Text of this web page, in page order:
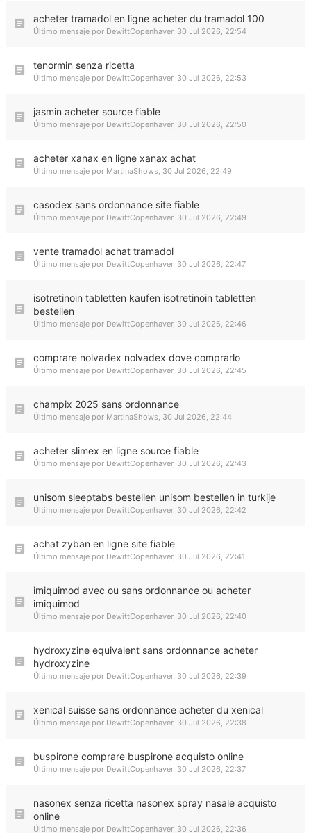
acheter tramadol en ligne acheter du tramadol 100
Último mensaje por DewittCopenhaver, 30 Jul 2026, 22:54
tenormin senza ricetta
Último mensaje por DewittCopenhaver, 30 Jul 2026, 22:53
jasmin acheter source fiable
Último mensaje por DewittCopenhaver, 30 Jul 2026, 22:50
acheter xanax en ligne xanax achat
Último mensaje por MartinaShows, 30 Jul 2026, 22:49
casodex sans ordonnance site fiable
Último mensaje por DewittCopenhaver, 30 Jul 2026, 22:49
vente tramadol achat tramadol
Último mensaje por DewittCopenhaver, 30 Jul 2026, 22:47
isotretinoin tabletten kaufen isotretinoin tabletten
bestellen
Último mensaje por DewittCopenhaver, 30 Jul 2026, 22:46
comprare nolvadex nolvadex dove comprarlo
Último mensaje por DewittCopenhaver, 30 Jul 2026, 22:45
champix 2025 sans ordonnance
Último mensaje por MartinaShows, 30 Jul 2026, 22:44
acheter slimex en ligne source fiable
Último mensaje por DewittCopenhaver, 30 Jul 2026, 22:43
unisom sleeptabs bestellen unisom bestellen in turkije
Último mensaje por DewittCopenhaver, 30 Jul 2026, 22:42
achat zyban en ligne site fiable
Último mensaje por DewittCopenhaver, 30 Jul 2026, 22:41
imiquimod avec ou sans ordonnance ou acheter
imiquimod
Último mensaje por DewittCopenhaver, 30 Jul 2026, 22:40
hydroxyzine equivalent sans ordonnance acheter
hydroxyzine
Último mensaje por DewittCopenhaver, 30 Jul 2026, 22:39
xenical suisse sans ordonnance acheter du xenical
Último mensaje por DewittCopenhaver, 30 Jul 2026, 22:38
buspirone comprare buspirone acquisto online
Último mensaje por DewittCopenhaver, 30 Jul 2026, 22:37
nasonex senza ricetta nasonex spray nasale acquisto
online
Último mensaje por DewittCopenhaver, 30 Jul 2026, 22:36